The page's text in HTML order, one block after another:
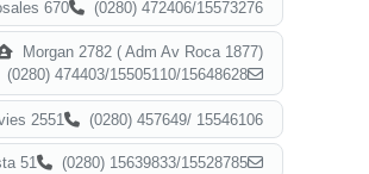
670 (0280) 472406/15573276
Morgan 2782 ( Adm Av Roca 1877)
(0280) 474403/15505110/15648628
2551 (0280) 457649/ 15546106
51 (0280) 15639833/15528785